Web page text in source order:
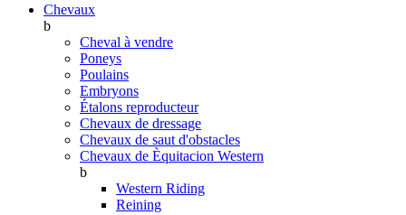
Chevaux
b
Cheval à vendre
Poneys
Poulains
Embryons
Étalons reproducteur
Chevaux de dressage
Chevaux de saut d'obstacles
Chevaux de Èquitacion Western
b
Western Riding
Reining